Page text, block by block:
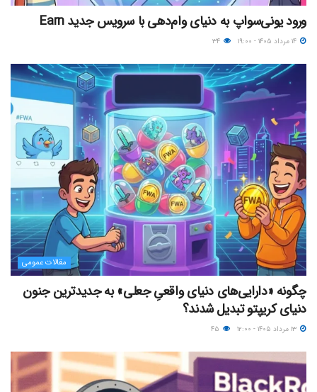
ورود یونی‌سواپ به دنیای وام‌دهی با سرویس جدید Earn
مقالات عمومی
چگونه «دارایی‌های دنیای واقعیِ جعلی» به جدیدترین جنون
دنیای کریپتو تبدیل شدند؟